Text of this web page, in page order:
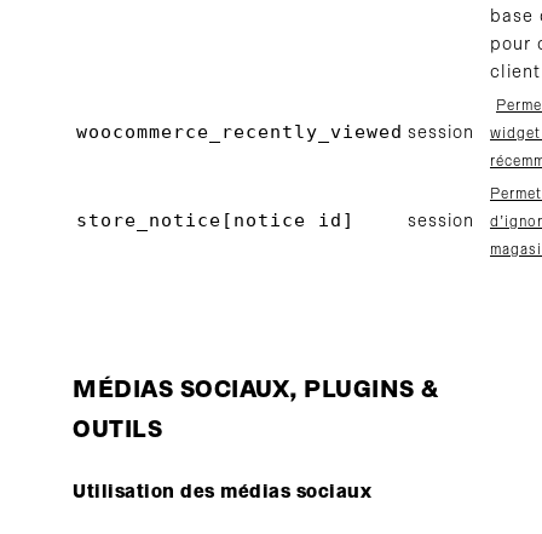
base
pour
woocommerce_recently_viewed session
store_notice[notice id] session
MÉDIAS SOCIAUX, PLUGINS &
OUTILS
Utilisation des médias sociaux